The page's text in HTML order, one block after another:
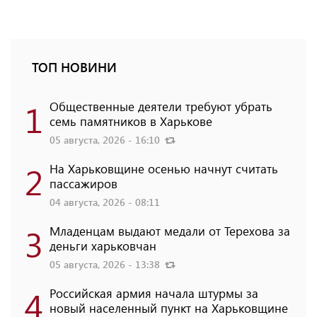
ТОП НОВИНИ
1 Общественные деятели требуют убрать
семь памятников в Харькове
05 августа, 2026 - 16:10
2 На Харьковщине осенью начнут считать
пассажиров
04 августа, 2026 - 08:11
3 Младенцам выдают медали от Терехова за
деньги харьковчан
05 августа, 2026 - 13:38
4 Российская армия начала штурмы за
новый населенный пункт на Харьковщине